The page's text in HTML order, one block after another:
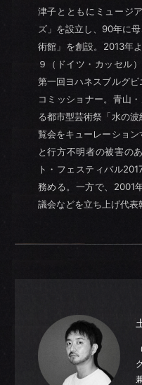
津子とともにミュージ
ズ」を設立し、90年に
術館」を創設。2013年
９（ドイツ・カッセル
第一回ヨハネスブルグ
コミッショナー。青山
る都市型芸術祭「水の
覧会をキューレーショ
と行方不明者の被害の
ト・フェスティバル
務める。一方で、2001
議会などを立ち上げ代表